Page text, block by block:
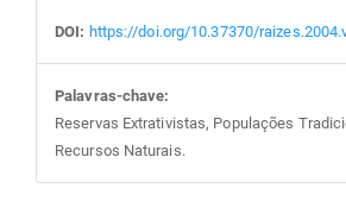
DOI: https://doi.org/10.37370/
Palavras-chave:
Reservas Extrativistas, Populações
Recursos Naturais.